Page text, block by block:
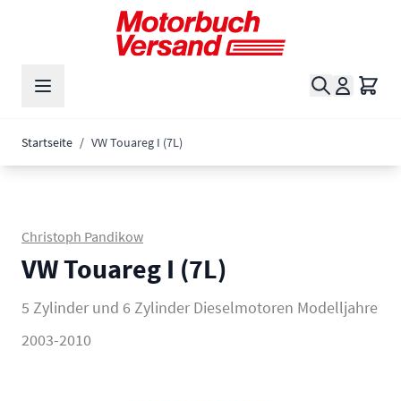
Zum Inhalt springen
Suche
Startseite / VW Touareg I (7L)
Christoph Pandikow
VW Touareg I (7L)
5 Zylinder und 6 Zylinder Dieselmotoren Modelljahre
2003-2010